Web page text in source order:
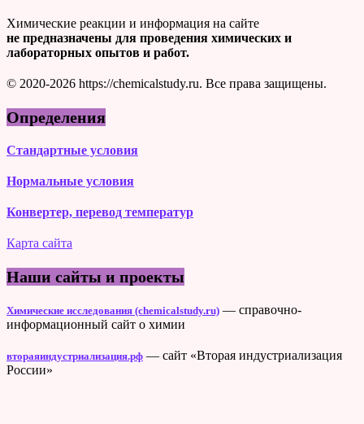
Химические реакции и информация на сайте
не предназначены для проведения химических и
лабораторных опытов и работ.
© 2020-2026 https://chemicalstudy.ru. Все права защищены.
Определения
Стандартные условия
Нормальные условия
Конвертер, перевод температур
Карта сайта
Наши сайты и проекты
Химические исследования (chemicalstudy.ru) — справочно-
информационный сайт о химии
втораяиндустриализация.рф — сайт «Вторая индустриализация
России»